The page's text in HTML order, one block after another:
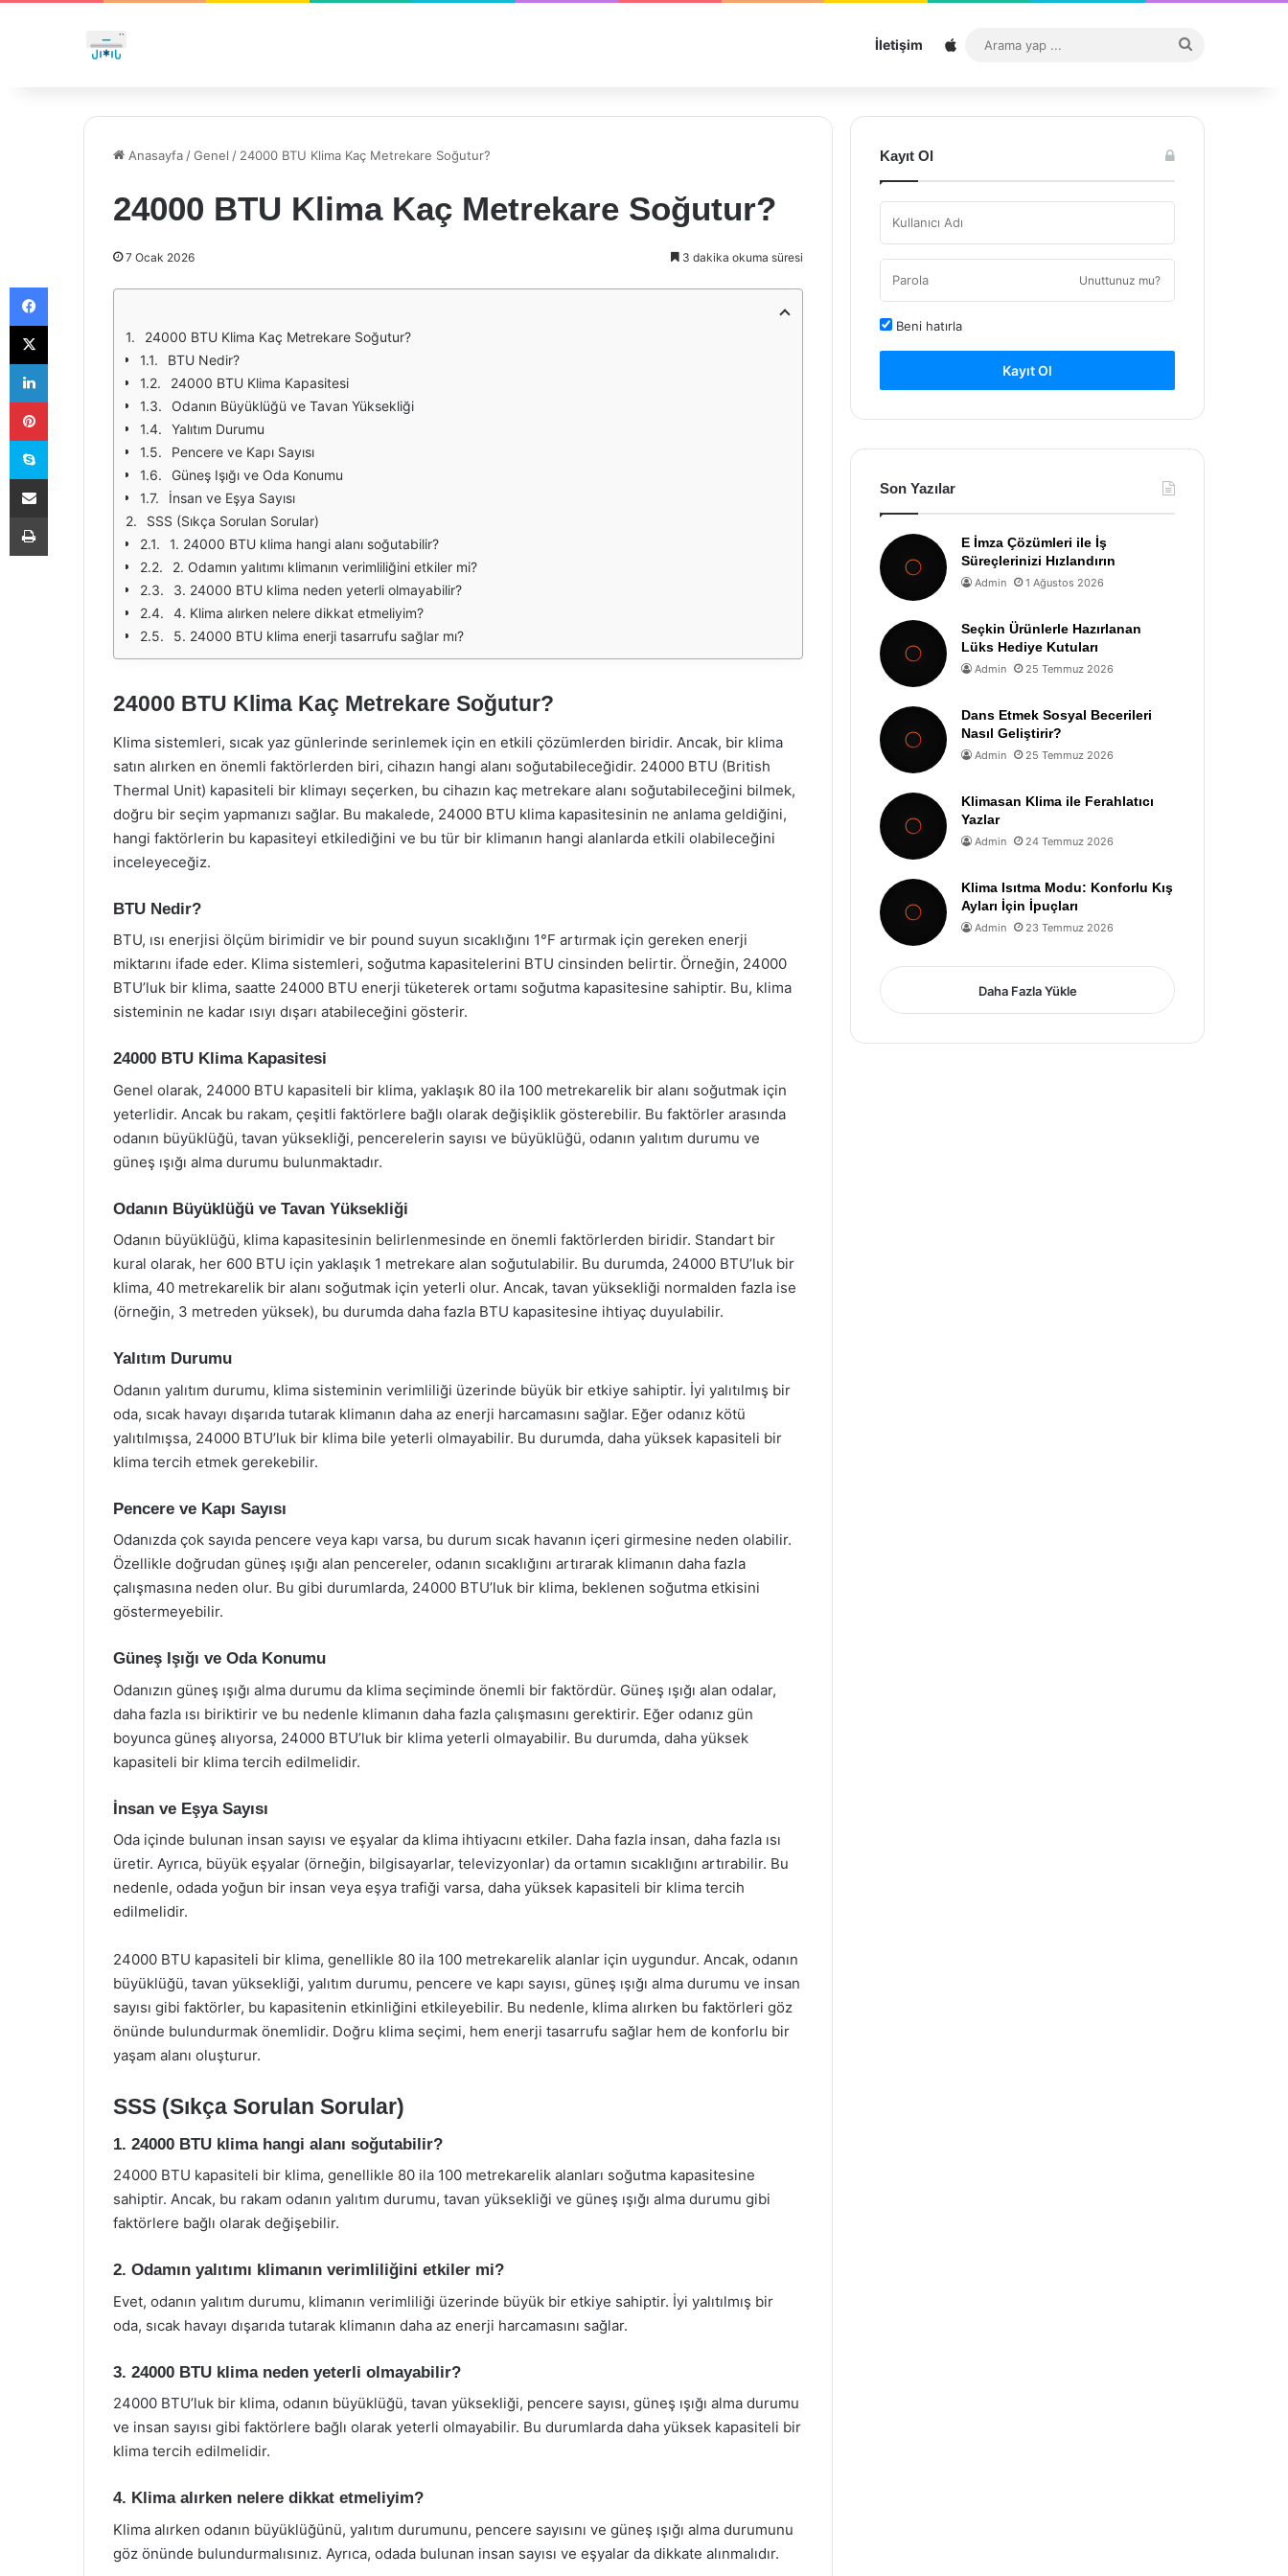
İletişim Sitemap
...
Anasayfa /Genel / 24000 BTU Klima Kaç Metrekare Soğutur?
24000 BTU Klima Kaç Metrekare Soğutur?
7 Ocak 2026 3 dakika okuma süresi
24000 BTU Klima Kaç Metrekare Soğutur?
BTU Nedir?
24000 BTU Klima Kapasitesi
Odanın Büyüklüğü ve Tavan Yüksekliği
Yalıtım Durumu
Pencere ve Kapı Sayısı
Güneş Işığı ve Oda Konumu
İnsan ve Eşya Sayısı
SSS (Sıkça Sorulan Sorular)
1. 24000 BTU klima hangi alanı soğutabilir?
2. Odamın yalıtımı klimanın verimliliğini etkiler mi?
3. 24000 BTU klima neden yeterli olmayabilir?
4. Klima alırken nelere dikkat etmeliyim?
5. 24000 BTU klima enerji tasarrufu sağlar mı?
24000 BTU Klima Kaç Metrekare Soğutur?
Klima sistemleri, sıcak yaz günlerinde serinlemek için en etkili çözümlerden biridir. Ancak, bir klima
satın alırken en önemli faktörlerden biri, cihazın hangi alanı soğutabileceğidir. 24000 BTU (British
Thermal Unit) kapasiteli bir klimayı seçerken, bu cihazın kaç metrekare alanı soğutabileceğini bilmek,
doğru bir seçim yapmanızı sağlar. Bu makalede, 24000 BTU klima kapasitesinin ne anlama geldiğini,
hangi faktörlerin bu kapasiteyi etkilediğini ve bu tür bir klimanın hangi alanlarda etkili olabileceğini
inceleyeceğiz.
BTU Nedir?
BTU, ısı enerjisi ölçüm birimidir ve bir pound suyun sıcaklığını 1°F artırmak için gereken enerji
miktarını ifade eder. Klima sistemleri, soğutma kapasitelerini BTU cinsinden belirtir. Örneğin, 24000
BTU’luk bir klima, saatte 24000 BTU enerji tüketerek ortamı soğutma kapasitesine sahiptir. Bu, klima
sisteminin ne kadar ısıyı dışarı atabileceğini gösterir.
24000 BTU Klima Kapasitesi
Genel olarak, 24000 BTU kapasiteli bir klima, yaklaşık 80 ila 100 metrekarelik bir alanı soğutmak için
yeterlidir. Ancak bu rakam, çeşitli faktörlere bağlı olarak değişiklik gösterebilir. Bu faktörler arasında
odanın büyüklüğü, tavan yüksekliği, pencerelerin sayısı ve büyüklüğü, odanın yalıtım durumu ve
güneş ışığı alma durumu bulunmaktadır.
Odanın Büyüklüğü ve Tavan Yüksekliği
Odanın büyüklüğü, klima kapasitesinin belirlenmesinde en önemli faktörlerden biridir. Standart bir
kural olarak, her 600 BTU için yaklaşık 1 metrekare alan soğutulabilir. Bu durumda, 24000 BTU’luk bir
klima, 40 metrekarelik bir alanı soğutmak için yeterli olur. Ancak, tavan yüksekliği normalden fazla ise
(örneğin, 3 metreden yüksek), bu durumda daha fazla BTU kapasitesine ihtiyaç duyulabilir.
Yalıtım Durumu
Odanın yalıtım durumu, klima sisteminin verimliliği üzerinde büyük bir etkiye sahiptir. İyi yalıtılmış bir
oda, sıcak havayı dışarıda tutarak klimanın daha az enerji harcamasını sağlar. Eğer odanız kötü
yalıtılmışsa, 24000 BTU’luk bir klima bile yeterli olmayabilir. Bu durumda, daha yüksek kapasiteli bir
klima tercih etmek gerekebilir.
Pencere ve Kapı Sayısı
Odanızda çok sayıda pencere veya kapı varsa, bu durum sıcak havanın içeri girmesine neden olabilir.
Özellikle doğrudan güneş ışığı alan pencereler, odanın sıcaklığını artırarak klimanın daha fazla
çalışmasına neden olur. Bu gibi durumlarda, 24000 BTU’luk bir klima, beklenen soğutma etkisini
göstermeyebilir.
Güneş Işığı ve Oda Konumu
Odanızın güneş ışığı alma durumu da klima seçiminde önemli bir faktördür. Güneş ışığı alan odalar,
daha fazla ısı biriktirir ve bu nedenle klimanın daha fazla çalışmasını gerektirir. Eğer odanız gün
boyunca güneş alıyorsa, 24000 BTU’luk bir klima yeterli olmayabilir. Bu durumda, daha yüksek
kapasiteli bir klima tercih edilmelidir.
İnsan ve Eşya Sayısı
Oda içinde bulunan insan sayısı ve eşyalar da klima ihtiyacını etkiler. Daha fazla insan, daha fazla ısı
üretir. Ayrıca, büyük eşyalar (örneğin, bilgisayarlar, televizyonlar) da ortamın sıcaklığını artırabilir. Bu
nedenle, odada yoğun bir insan veya eşya trafiği varsa, daha yüksek kapasiteli bir klima tercih
edilmelidir.
24000 BTU kapasiteli bir klima, genellikle 80 ila 100 metrekarelik alanlar için uygundur. Ancak, odanın
büyüklüğü, tavan yüksekliği, yalıtım durumu, pencere ve kapı sayısı, güneş ışığı alma durumu ve insan
sayısı gibi faktörler, bu kapasitenin etkinliğini etkileyebilir. Bu nedenle, klima alırken bu faktörleri göz
önünde bulundurmak önemlidir. Doğru klima seçimi, hem enerji tasarrufu sağlar hem de konforlu bir
yaşam alanı oluşturur.
SSS (Sıkça Sorulan Sorular)
1. 24000 BTU klima hangi alanı soğutabilir?
24000 BTU kapasiteli bir klima, genellikle 80 ila 100 metrekarelik alanları soğutma kapasitesine
sahiptir. Ancak, bu rakam odanın yalıtım durumu, tavan yüksekliği ve güneş ışığı alma durumu gibi
faktörlere bağlı olarak değişebilir.
2. Odamın yalıtımı klimanın verimliliğini etkiler mi?
Evet, odanın yalıtım durumu, klimanın verimliliği üzerinde büyük bir etkiye sahiptir. İyi yalıtılmış bir
oda, sıcak havayı dışarıda tutarak klimanın daha az enerji harcamasını sağlar.
3. 24000 BTU klima neden yeterli olmayabilir?
24000 BTU’luk bir klima, odanın büyüklüğü, tavan yüksekliği, pencere sayısı, güneş ışığı alma durumu
ve insan sayısı gibi faktörlere bağlı olarak yeterli olmayabilir. Bu durumlarda daha yüksek kapasiteli bir
klima tercih edilmelidir.
4. Klima alırken nelere dikkat etmeliyim?
Klima alırken odanın büyüklüğünü, yalıtım durumunu, pencere sayısını ve güneş ışığı alma durumunu
göz önünde bulundurmalısınız. Ayrıca, odada bulunan insan sayısı ve eşyalar da dikkate alınmalıdır.
Kayıt Ol
Unuttunuz mu?
Beni hatırla
Kayıt Ol
Son Yazılar
E İmza Çözümleri ile İş
Süreçlerinizi Hızlandırın
Admin 1 Ağustos 2026
Seçkin Ürünlerle Hazırlanan
Lüks Hediye Kutuları
Admin 25 Temmuz 2026
Dans Etmek Sosyal Becerileri
Nasıl Geliştirir?
Admin 25 Temmuz 2026
Klimasan Klima ile Ferahlatıcı
Yazlar
Admin 24 Temmuz 2026
Klima Isıtma Modu: Konforlu Kış
Ayları İçin İpuçları
Admin 23 Temmuz 2026
Daha Fazla Yükle
Facebook
X
LinkedIn
Pinterest
Skype
E-Posta ile paylaş